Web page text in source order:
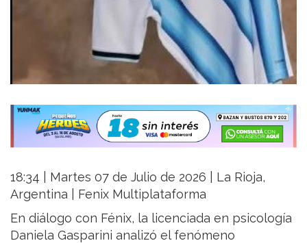
18:34 | Martes 07 de Julio de 2026 | La Rioja,
Argentina | Fenix Multiplataforma
En diálogo con Fénix, la licenciada en psicología
Daniela Gasparini analizó el fenómeno